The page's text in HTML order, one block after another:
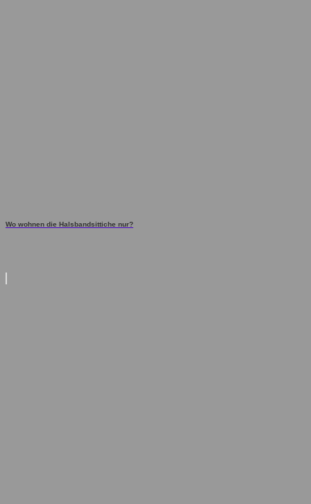
Wo wohnen die Halsbandsittiche nur?